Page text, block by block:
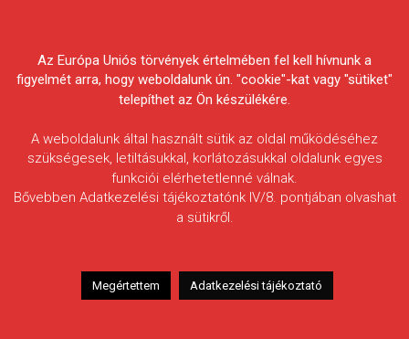
Egyesületek Szövetsége
Timár Dávid
Halfaj: Amur
Fogott hal adatai: 16,86 kg / 100 cm
Az Európa Uniós törvények értelmében fel kell hívnunk a
figyelmét arra, hogy weboldalunk ún. "cookie"-kat vagy "sütiket"
telepíthet az Ön készülékére.
A weboldalunk által használt sütik az oldal működéséhez
szükségesek, letiltásukkal, korlátozásukkal oldalunk egyes
funkciói elérhetetlenné válnak.
Bővebben Adatkezelési tájékoztatónk IV/8. pontjában olvashat
a sütikről.
Megértettem Adatkezelési tájékoztató